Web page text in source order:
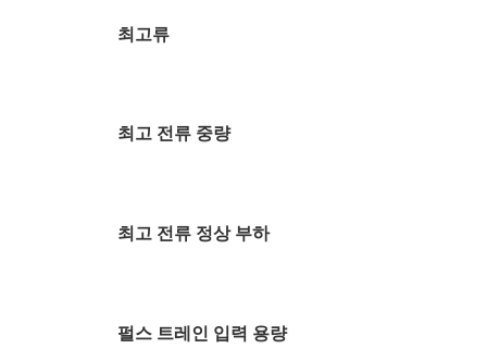
최고류
최고 전류 중량
최고 전류 정상 부하
펄스 트레인 입력 용량